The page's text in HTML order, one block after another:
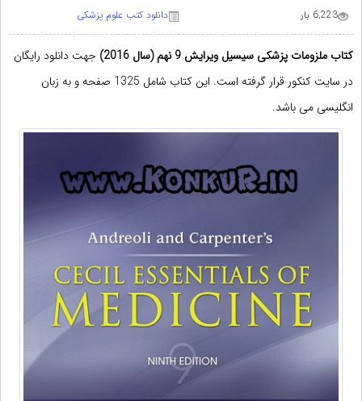
6,223 بار
دانلود کتب علوم پزشکی
کتاب ملزومات پزشکی سیسیل ویرایش 9 نهم (سال 2016)
جهت دانلود رایگان
در سایت کنکور
قرار گرفته است. این کتاب شامل 1325 صفحه و به زبان
انگلیسی می باشد.